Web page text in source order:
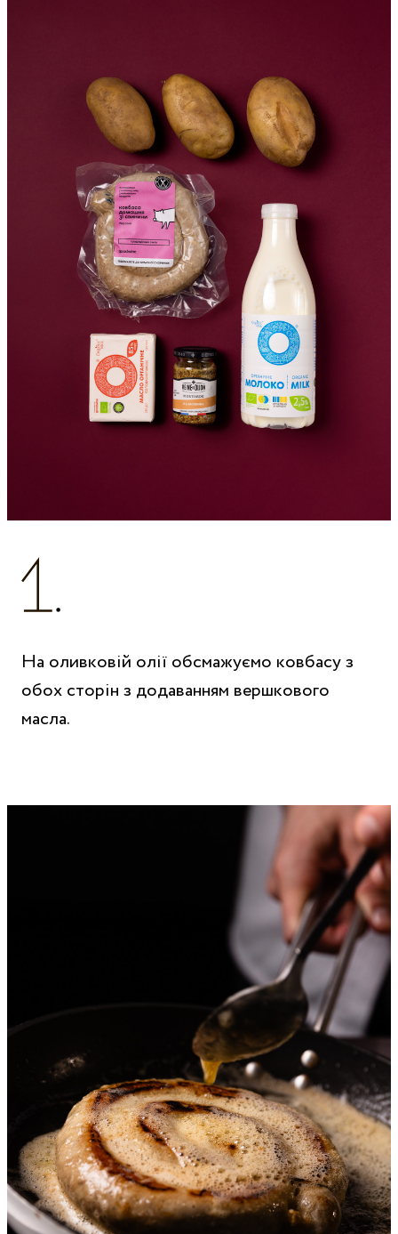
На оливковій олії обсмажуємо ковбасу з
обох сторін з додаванням вершкового
масла.